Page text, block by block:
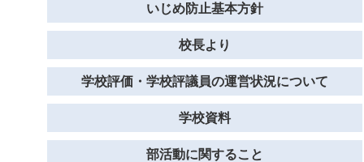
いじめ防止基本方針
校長より
学校評価・学校評議員の運営状況について
学校資料
部活動に関すること